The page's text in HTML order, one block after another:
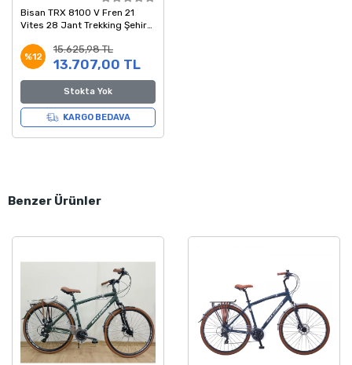
Bisan TRX 8100 V Fren 21
Vites 28 Jant Trekking Şehir
54 Kadro
%12
15.625,98 TL
13.707,00 TL
Stokta Yok
KARGO BEDAVA
Benzer Ürünler